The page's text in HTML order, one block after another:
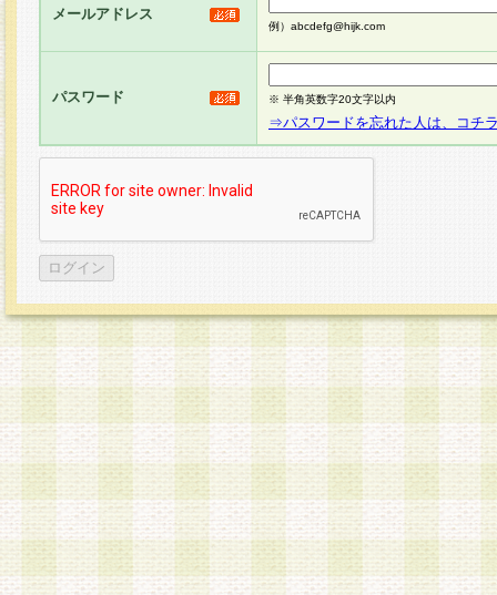
メールアドレス
例）abcdefg@hijk.com
パスワード ※ 半角英数字20文字以内
⇒パスワードを忘れた人は、コチ